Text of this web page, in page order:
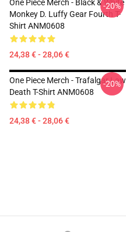
One Piece Merch - Black & White
Monkey D. Luffy Gear Fourth T-
Shirt ANM0608
24,38 € - 28,06 €
-20%
One Piece Merch - Trafalgar Law
Death T-Shirt ANM0608
24,38 € - 28,06 €
-20%